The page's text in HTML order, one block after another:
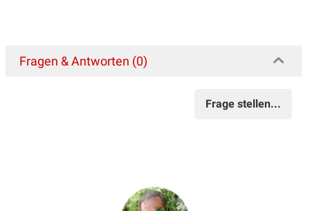
Fragen & Antworten (0)
Frage stellen...